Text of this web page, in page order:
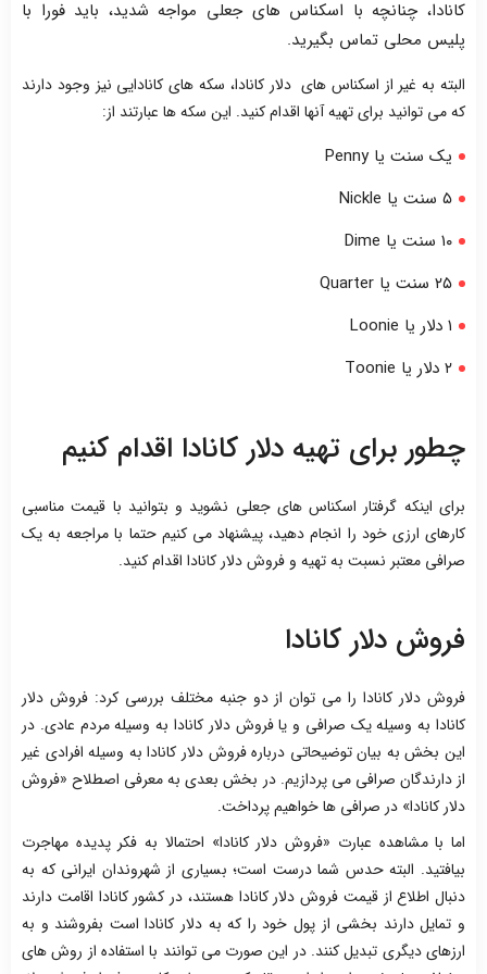
کانادا، چنانچه با اسکناس های جعلی مواجه شدید، باید فورا با
پلیس محلی تماس بگیرید.
البته به غیر از اسکناس های دلار کانادا، سکه های کانادایی نیز وجود دارند
که می توانید برای تهیه آنها اقدام کنید. این سکه ها عبارتند از:
یک سنت یا Penny
۵ سنت یا Nickle
۱۰ سنت یا Dime
۲۵ سنت یا Quarter
۱ دلار یا Loonie
۲ دلار یا Toonie
چطور برای تهیه دلار کانادا اقدام کنیم
برای اینکه گرفتار اسکناس های جعلی نشوید و بتوانید با قیمت مناسبی
کارهای ارزی خود را انجام دهید، پیشنهاد می کنیم حتما با مراجعه به یک
صرافی معتبر نسبت به تهیه و فروش دلار کانادا اقدام کنید.
فروش دلار کانادا
فروش دلار کانادا را می توان از دو جنبه مختلف بررسی کرد: فروش دلار
کانادا به وسیله یک صرافی و یا فروش دلار کانادا به وسیله مردم عادی. در
این بخش به بیان توضیحاتی درباره فروش دلار کانادا به وسیله افرادی غیر
از دارندگان صرافی می پردازیم. در بخش بعدی به معرفی اصطلاح «فروش
دلار کانادا» در صرافی ها خواهیم پرداخت.
اما با مشاهده عبارت «فروش دلار کانادا» احتمالا به فکر پدیده مهاجرت
بیافتید. البته حدس شما درست است؛ بسیاری از شهروندان ایرانی که به
دنبال اطلاع از قیمت فروش دلار کانادا هستند، در کشور کانادا اقامت دارند
و تمایل دارند بخشی از پول خود را که به دلار کانادا است بفروشند و به
ارزهای دیگری تبدیل کنند. در این صورت می توانند با استفاده از روش های